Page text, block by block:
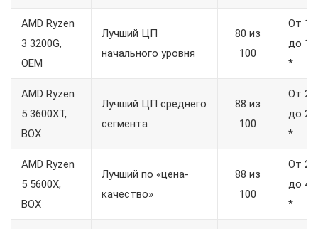
AMD Ryzen
3 3200G,
OEM
Лучший ЦП
начального уровня
80 из
100
От 12
до 16
*
AMD Ryzen
5 3600XT,
BOX
Лучший ЦП среднего
сегмента
88 из
100
От 22
до 25
*
AMD Ryzen
5 5600X,
BOX
Лучший по «цена-
качество»
88 из
100
От 24
до 41
*